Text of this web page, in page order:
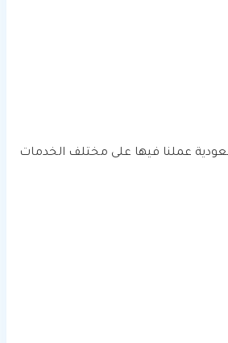
المملكة العربية السعودية عملنا فيها على مختلف الخدمات